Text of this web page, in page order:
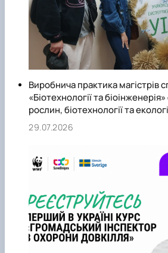
Виробнича практика магістрів
«Біотехнології та
рослин, біотехнології та
29.07.2026